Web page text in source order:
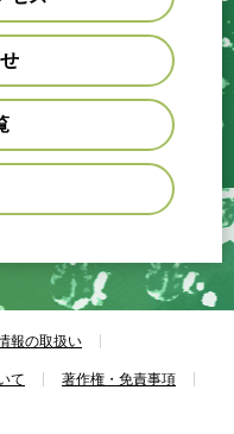
報の取扱い
て 著作権・免責事項